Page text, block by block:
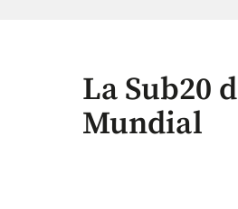
La Sub20
Mundial